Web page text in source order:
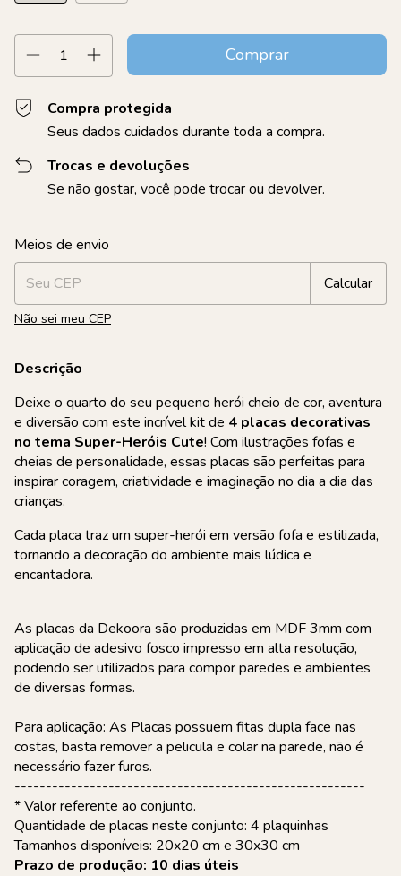
Compra protegida
Seus dados cuidados durante toda a compra.
Trocas e devoluções
Se não gostar, você pode trocar ou devolver.
Entregas para o CEP:
Meios de envio
Calcular
Não sei meu CEP
Descrição
Deixe o quarto do seu pequeno herói cheio de cor, aventura
e diversão com este incrível kit de 4 placas decorativas
no tema Super-Heróis Cute! Com ilustrações fofas e
cheias de personalidade, essas placas são perfeitas para
inspirar coragem, criatividade e imaginação no dia a dia das
crianças.
Cada placa traz um super-herói em versão fofa e estilizada,
tornando a decoração do ambiente mais lúdica e
encantadora.
As placas da Dekoora são produzidas em MDF 3mm com
aplicação de adesivo fosco impresso em alta resolução,
podendo ser utilizados para compor paredes e ambientes
de diversas formas.
Para aplicação: As Placas possuem fitas dupla face nas
costas, basta remover a pelicula e colar na parede, não é
necessário fazer furos.
--------------------------------------------------------
* Valor referente ao conjunto.
Quantidade de placas neste conjunto: 4 plaquinhas
Tamanhos disponíveis: 20x20 cm e 30x30 cm
Prazo de produção: 10 dias úteis